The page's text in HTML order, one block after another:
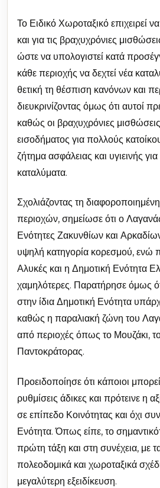
Το Ειδικό Χωροταξικό επιχειρεί
και για τις βραχυχρόνιες
ώστε να υπολογιστεί κατά
κάθε περιοχής να δεχτεί νέα
θετική τη θέσπιση κανόνων και
διευκρινίζοντας όμως ότι αυτοί
καθώς οι βραχυχρόνιες
εισοδήματος για πολλούς
ζήτημα ασφάλειας και υγιεινής
καταλύματα.
Σχολιάζοντας τη
περιοχών, σημείωσε ότι ο
Ενότητες Ζακυνθίων και
υψηλή κατηγορία κορεσμού, ενώ
Αλυκές και η Δημοτική Ενότητα
χαμηλότερες. Παρατήρησε όμως
στην ίδια Δημοτική Ενότητα
καθώς η παραλιακή ζώνη του
από περιοχές όπως το Μουζάκι,
Παντοκράτορας.
Προειδοποίησε ότι κάποιοι
ρυθμίσεις άδικες και πρότεινε η
σε επίπεδο Κοινότητας και όχι
Ενότητα. Όπως είπε, το
πρώτη τάξη και στη συνέχεια, με
πολεοδομικά και χωροταξικά
μεγαλύτερη εξειδίκευση.